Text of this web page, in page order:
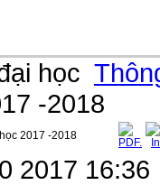
học
-2018
2017 -2018
2017 16:36